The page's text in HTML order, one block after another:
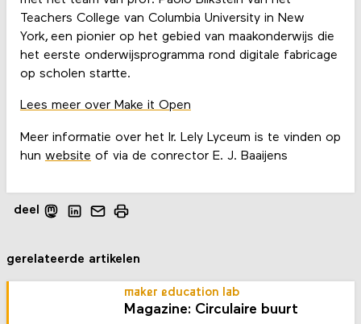
Teachers College van Columbia University in New
York, een pionier op het gebied van maakonderwijs die
het eerste onderwijsprogramma rond digitale fabricage
op scholen startte.
Lees meer over Make it Open
Meer informatie over het Ir. Lely Lyceum is te vinden op
hun website of via de conrector E. J. Baaijens
deel
gerelateerde artikelen
maker education lab
Magazine: Circulaire buurt